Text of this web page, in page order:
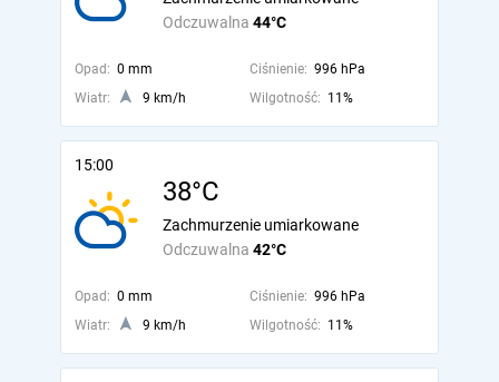
Odczuwalna 44°C
Opad: 0 mm Ciśnienie: 996 hPa
Wiatr:
9 km/h Wilgotność: 11%
15:00
38°C
Odczuwalna 42°C
Zachmurzenie umiarkowane
Opad: 0 mm Ciśnienie: 996 hPa
Wiatr:
9 km/h Wilgotność: 11%